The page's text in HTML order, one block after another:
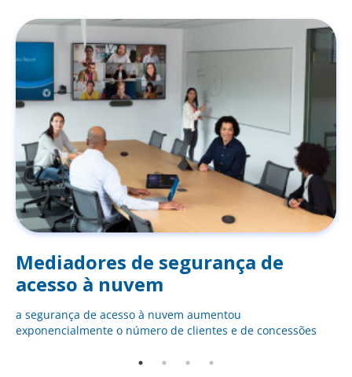
Mediadores de segurança de
acesso à nuvem
a segurança de acesso à nuvem aumentou
exponencialmente o número de clientes e de concessões